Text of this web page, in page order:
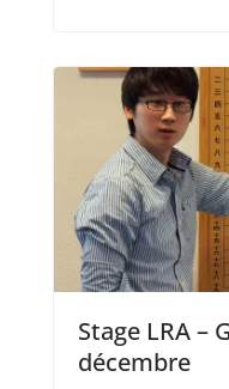
Stage LRA –
décembre